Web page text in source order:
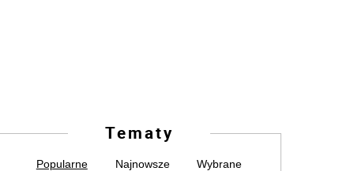
Tematy
Popularne Najnowsze Wybrane